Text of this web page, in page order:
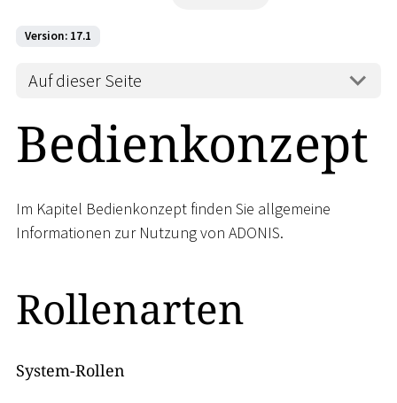
Version: 17.1
Auf dieser Seite
Bedienkonzept
Im Kapitel Bedienkonzept finden Sie allgemeine
Informationen zur Nutzung von ADONIS.
Rollenarten
System-Rollen